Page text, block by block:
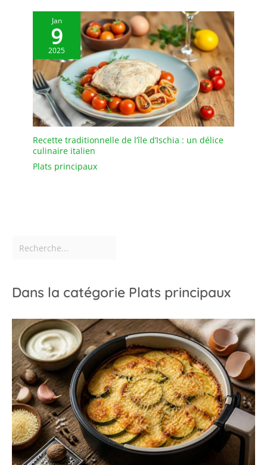
la main avec de l’eau
tiède, du détergent et
une éponge douce. Une
conception pratique pour
un nettoyage hygiénique,
un entretien rapide et
une utilisation longue
durée dans la cuisine.
Jan
9
2025
Recette traditionnelle de l’île d’Ischia : un délice
culinaire italien
Plats principaux
Dans la catégorie Plats principaux